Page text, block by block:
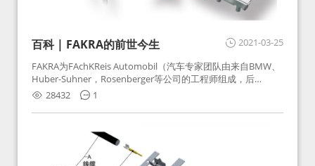
2021-03-25
百科 | FAKRA的前世今生
FAKRA为FAchKReis Automobil（汽车专家团队由来自BMW、
Huber-Suhner，Rosenberger等公司的工程师组成，后
Huber-Suhner相关连接器业务及技术在2010年并入
Rosenberger）缩写。起初为BMW需求用于车载收音机天线连
接，如今FAKRA已成为汽车行业通用标准的射频连接器，被业
28432 1